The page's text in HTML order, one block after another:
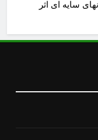
سایه ای اثر